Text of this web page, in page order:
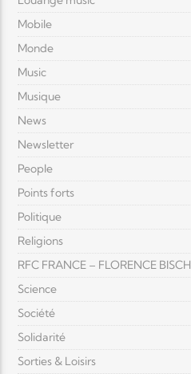
Mobile
Monde
Music
Musique
News
Newsletter
People
Points forts
Politique
Religions
RFC FRANCE – FLORENCE BISCH
Science
Société
Solidarité
Sorties & Loisirs